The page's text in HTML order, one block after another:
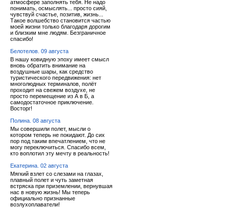
атмосфере заполнять тебя. Не надо
понимать, осмыслять... просто сияй,
чувствуй счастье, позитив, жизнь...
Такое волшебство становится частью
моей жизни только благодаря дорогим
и близким мне людям. Безграничное
спасибо!
Белотелов. 09 августа
В нашу ковидную эпоху имеет смысл
вновь обратить внимание на
воздушные шары, как средство
туристического передвижения: нет
многолюдных терминалов, полёт
проходит на свежем воздухе, не
просто перемещение из А в Б, а
самодостаточное приключение.
Восторг!
Полина. 08 августа
Мы совершили полет, мысли о
котором теперь не покидают. До сих
пор под таким впечатлением, что не
могу переключиться. Спасибо всем,
кто воплотил эту мечту в реальность!
Екатерина. 02 августа
Мягкий взлет со слезами на глазах,
плавный полет и чуть заметная
встряска при приземлении, вернувшая
нас в новую жизнь! Мы теперь
официально признанные
возлухоплаватели!